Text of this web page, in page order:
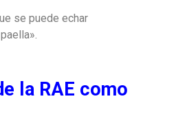
se puede echar
la RAE como